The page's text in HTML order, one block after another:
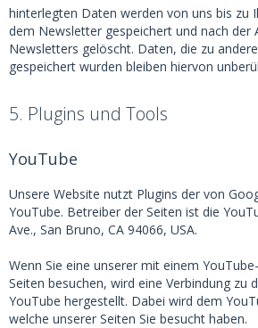
hinterlegten Daten werden von uns bis zu
dem Newsletter gespeichert und nach der
Newsletters gelöscht. Daten, die zu
gespeichert wurden bleiben hiervon
5. Plugins und Tools
YouTube
Unsere Website nutzt Plugins der von
YouTube. Betreiber der Seiten ist die
Ave., San Bruno, CA 94066, USA.
Wenn Sie eine unserer mit einem
Seiten besuchen, wird eine Verbindung zu
YouTube hergestellt. Dabei wird dem
welche unserer Seiten Sie besucht haben.